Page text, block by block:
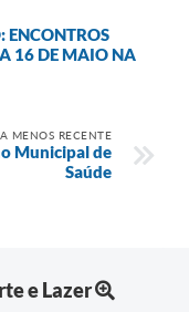
ENCONTROS
16 DE MAIO NA
MENOS RECENTE
Municipal de
Saúde
e Lazer